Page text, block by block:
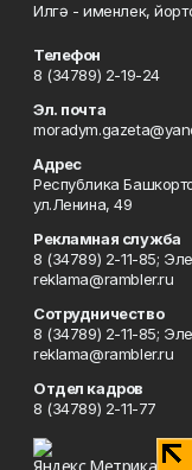
Илгә - именлек,
Телефон
8 (34789) 2-19-24
Эл. почта
Адрес
Республика
ул.Ленина, 49
Рекламная служба
8 (34789) 2-11-85;
reklama@rambler.ru
Сотрудничество
8 (34789) 2-11-85;
reklama@rambler.ru
Отдел кадров
8 (34789) 2-11-77